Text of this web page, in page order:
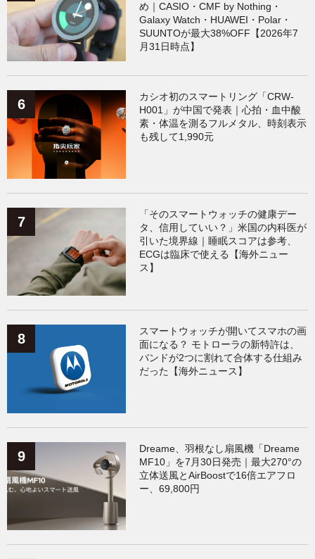
め｜CASIO・CMF by Nothing・
Galaxy Watch・HUAWEI・Polar・
SUUNTOが最大38%OFF【2026年7
月31日時点】
カシオ初のスマートリング「CRW-
H001」が中国で発表｜心拍・血中酸
素・体温を測るフルメタル、時刻表示
も残して1,990元
「そのスマートウォッチの健康デー
タ、信用していい？」米国の内科医が
引いた境界線｜睡眠スコアは参考、
ECGは臨床で使える【海外ニュー
ス】
スマートウォッチが開いてスマホの画
面になる？ モトローラの新特許は、
バンドが2つに割れて合体する仕組み
だった【海外ニュース】
Dreame、羽根なし扇風機「Dreame
MF10」を7月30日発売｜最大270°の
立体送風とAirBoostで16倍エアフロ
ー、69,800円